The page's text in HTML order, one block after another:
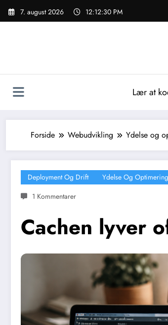
Videre
7. august 2026 12:12:31 PM
Lær at
Forside Webudvikling Ydelse og
Deployment Og Drift Ydelse Og Optimering
1 Kommentarer
Cachen lyver